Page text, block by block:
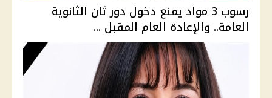
رسوب 3 مواد يمنع دخول دور ثان الثانوية
العامة.. والإعادة العام المقبل ...